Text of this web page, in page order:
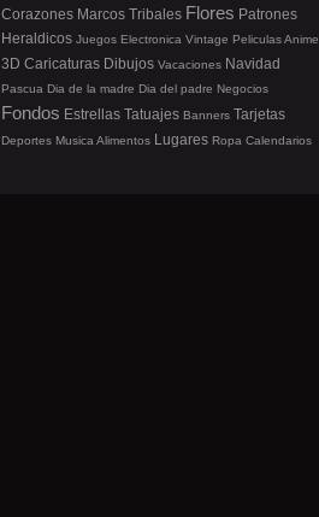
Corazones Marcos Tribales Flores Patrones
Heraldicos Juegos Electronica Vintage PeliculasAnime
3D Caricaturas Dibujos Vacaciones Navidad
Pascua Dia de la madre Dia del padre Negocios
Fondos Estrellas Tatuajes Banners Tarjetas
Deportes Musica Alimentos Lugares Ropa Calendarios